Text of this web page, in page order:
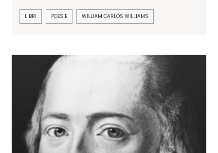
LIBRI POESIE WILLIAM CARLOS WILLIAMS